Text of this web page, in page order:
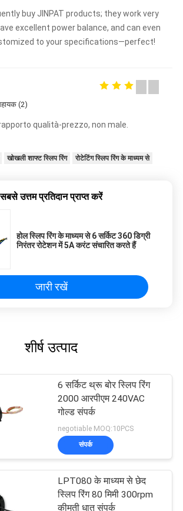
buy JINPAT products; they work very
excellent power balance, and can even
to your specifications—perfect!
(2)
qualità-prezzo, non male.
खोखली शाफ्ट स्लिप रिंग रोटेटिंग स्लिप रिंग के माध्यम से
सबसे उत्तम प्रतिदान प्राप्त करें
होल स्लिप रिंग के माध्यम से 6 सर्किट 360 डिग्री
निरंतर रोटेशन में 5A करंट संचारित करते हैं
जारी रखें
शीर्ष उत्पाद
6 सर्किट थ्रू बोर स्लिप रिंग
2000 आरपीएम 240VAC
गोल्ड संपर्क
negotiable MOQ:10PCS
संपर्क
LPT080 के माध्यम से छेद
स्लिप रिंग 80 मिमी 300rpm
कीमती धातु संपर्क